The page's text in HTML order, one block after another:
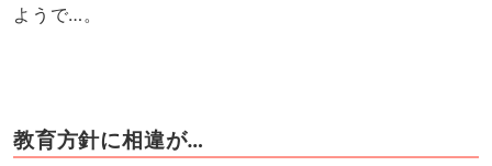
ようで…。
教育方針に相違が…